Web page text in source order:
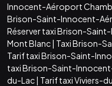
Innocent-Aéroport
Brison-Saint-Innocent-
Réserver taxi Brison-
Mont Blanc| Taxi Brison-
Tarif taxi Brison-Saint-
taxi Brison-Saint-
du-Lac| Tarif taxi Viviers-